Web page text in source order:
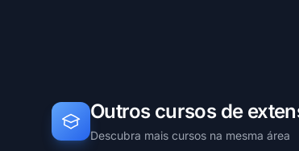
Outros cursos de
Descubra mais cursos na mesma área